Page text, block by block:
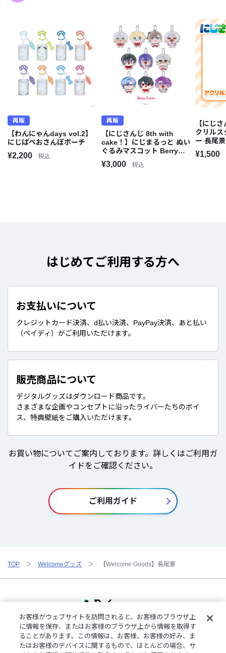
再販
【わんにゃんdays vol.2】
にじぱぺおさんぽポーチ
¥2,200 税込
再販
【にじさんじ 8th with
cake！】にじまるっと ぬい
ぐるみマスコット Berry
Crown
¥3,000 税込
【にじ
クリルス
ー 長尾景
¥1,500
はじめてご利用する方へ
お支払いについて
クレジットカード決済、d払い決済、PayPay決済、あと払い
（ペイディ）がご利用いただけます。
販売商品について
デジタルグッズはダウンロード商品です。
さまざまな企画やコンセプトに沿ったライバーたちのボイ
ス、特典壁紙をご購入いただけます。
お買い物についてご案内しております。詳しくはご利用ガ
イドをご確認ください。
ご利用ガイド
TOP Welcomeグッズ 【Welcome Goods】長尾景
ご利用規約プライバシーポリシー
特定商取引法に基づく表記
お客様がウェブサイトを訪問されると、お客様のブラウザ上
に情報を保存、またはお客様のブラウザ上から情報を取得す
ることがあります。この情報は、お客様、お客様の好み、ま
たはお客様のデバイスに関するもので、ほとんどの場合、サ